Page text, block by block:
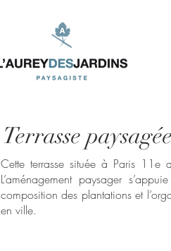
Terrasse
Cette terrasse située à Paris 11e
L’aménagement paysager
composition des plantations et
en ville.